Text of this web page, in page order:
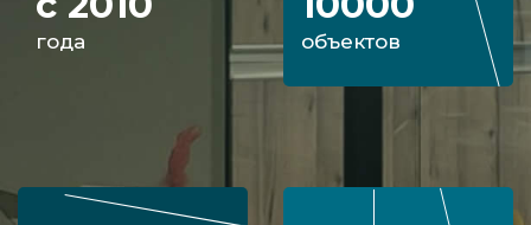
года объектов